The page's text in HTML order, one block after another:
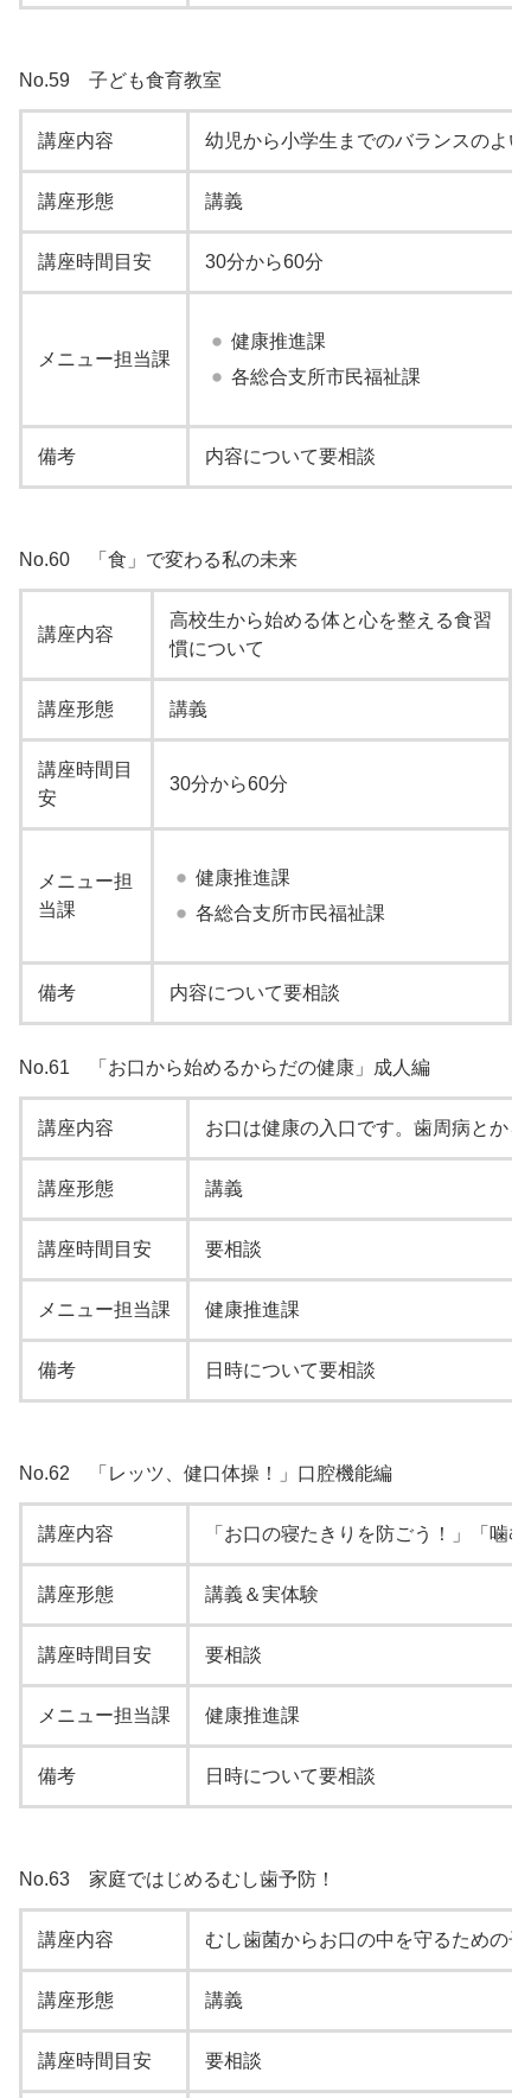
No.59 子ども食育教室
講座内容 幼児から小学生までのバランスのよ
講座形態 講義
講座時間目安 30分から60分
メニュー担当課
健康推進課
各総合支所市民福祉課
備考 内容について要相談
No.60 「食」で変わる私の未来
講座内容
高校生から始める体と心を整える食習
慣について
講座形態 講義
講座時間目
安
30分から60分
メニュー担
当課
健康推進課
各総合支所市民福祉課
備考 内容について要相談
No.61 「お口から始めるからだの健康」成人編
講座内容 お口は健康の入口です。歯周病とか
講座形態 講義
講座時間目安 要相談
メニュー担当課 健康推進課
備考 日時について要相談
No.62 「レッツ、健口体操！」口腔機能編
講座内容 「お口の寝たきりを防ごう！」「噛
講座形態 講義＆実体験
講座時間目安 要相談
メニュー担当課 健康推進課
備考 日時について要相談
No.63 家庭ではじめるむし歯予防！
講座内容 むし歯菌からお口の中を守るための
講座形態 講義
講座時間目安 要相談